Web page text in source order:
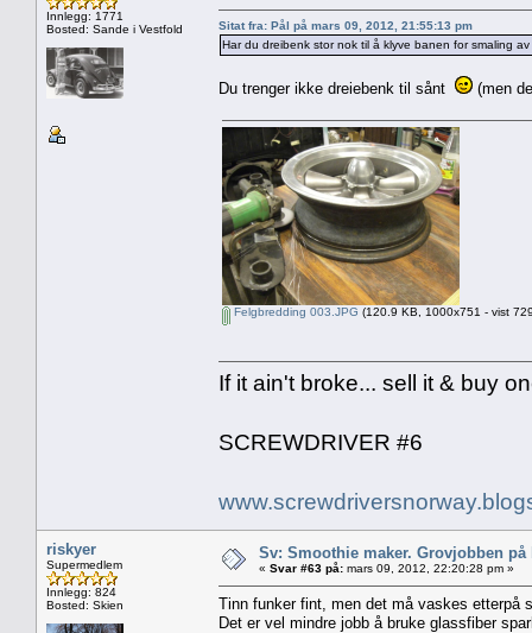
Innlegg: 1771
Bosted: Sande i Vestfold
Sitat fra: Pål på mars 09, 2012, 21:55:13 pm
Har du dreibenk stor nok til å klyve banen for smaling
Du trenger ikke dreiebenk til sånt (men
Felgbredding 003.JPG (120.9 KB, 1000x751 - vist
If it ain't broke... sell it & buy
SCREWDRIVER #6
riskyer
Supermedlem
Innlegg: 824
Bosted: Skien
Sv: Smoothie maker. Grovjobben
« Svar #63 på: mars 09, 2012, 22:20:28 pm »
Tinn funker fint, men det må vaskes etterpå
Det er vel mindre jobb å bruke glassfiber